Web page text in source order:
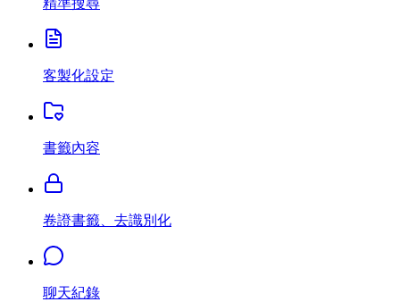
精準搜尋
客製化設定
書籤內容
卷證書籤、去識別化
聊天紀錄